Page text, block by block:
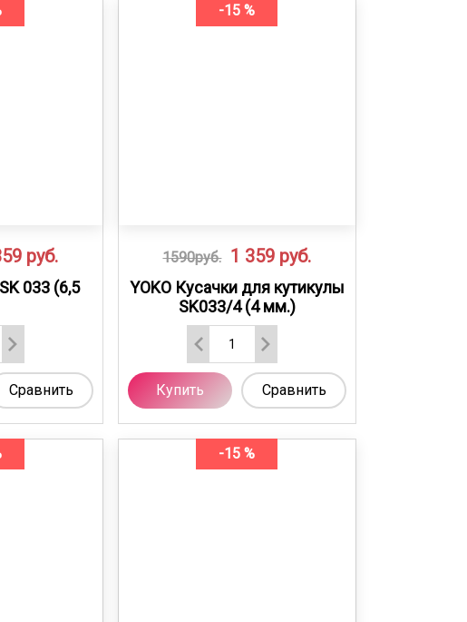
руб.
033 (6,5
Сравнить
-15 %
1590руб. 1 359 руб.
YOKO Кусачки для кутикулы
SK033/4 (4 мм.)
Купить Сравнить
-15 %